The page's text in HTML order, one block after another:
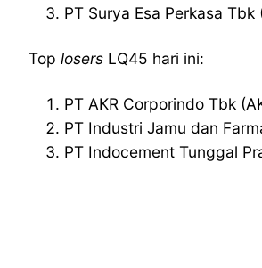
PT Surya Esa Perkasa Tbk
Top losers LQ45 hari ini:
PT AKR Corporindo Tbk
PT Industri Jamu dan
PT Indocement Tunggal